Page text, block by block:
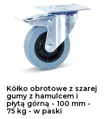
Kółko obrotowe z szarej
gumy z hamulcem i
płytą górną - 100 mm -
75 kg - w paski